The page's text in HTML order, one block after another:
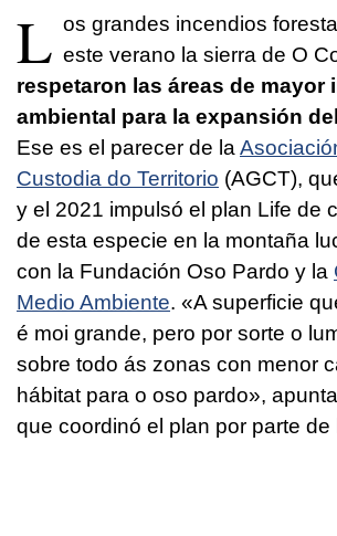
L os grandes incendios
este verano la sierra de O
respetaron las áreas de mayor
ambiental para la expansión
Ese es el parecer de la
Custodia do Territorio (AGCT),
y el 2021 impulsó el plan Life de
de esta especie en la montaña
con la Fundación Oso Pardo y la
Medio Ambiente. «A superficie
é moi grande, pero por sorte o
sobre todo ás zonas con menor
hábitat para o oso pardo»,
que coordinó el plan por parte de